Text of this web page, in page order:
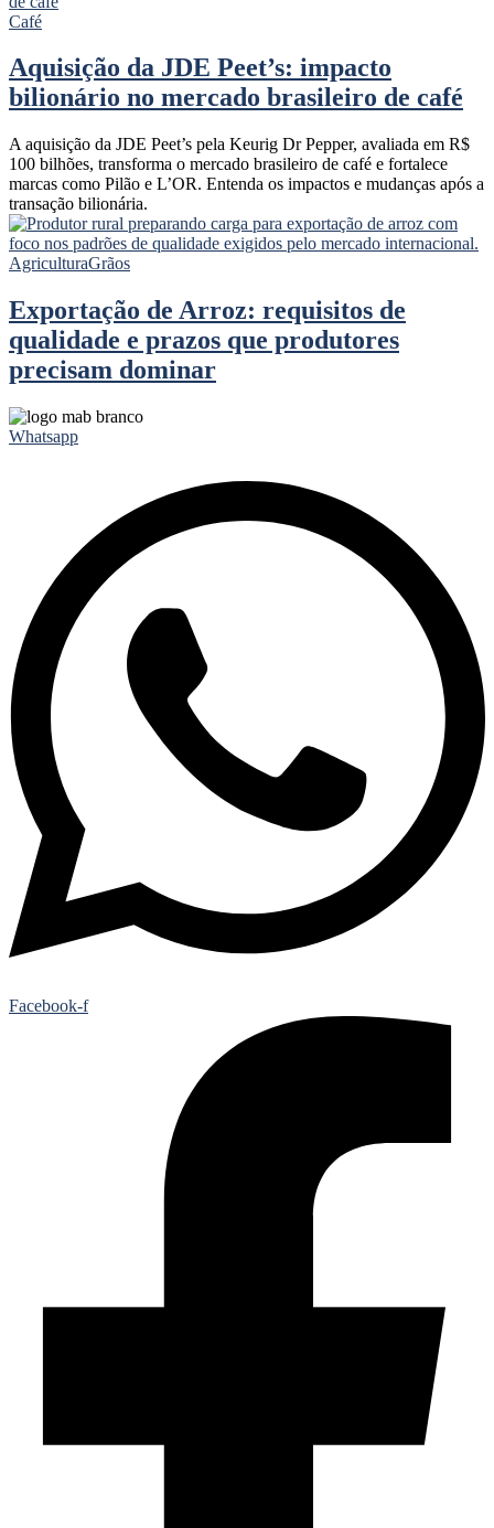
Café
Aquisição da JDE Peet’s: impacto
bilionário no mercado brasileiro de café
A aquisição da JDE Peet’s pela Keurig Dr Pepper, avaliada em R$
100 bilhões, transforma o mercado brasileiro de café e fortalece
marcas como Pilão e L’OR. Entenda os impactos e mudanças após a
transação bilionária.
AgriculturaGrãos
Exportação de Arroz: requisitos de
qualidade e prazos que produtores
precisam dominar
Whatsapp
Facebook-f